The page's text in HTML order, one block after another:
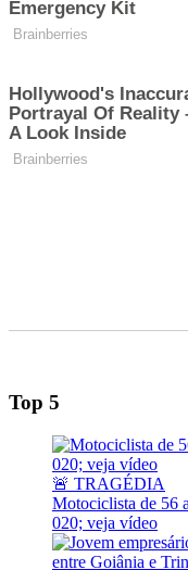
Top 5
🚨 TRAGÉDIA
Motociclista de 56
020; veja vídeo